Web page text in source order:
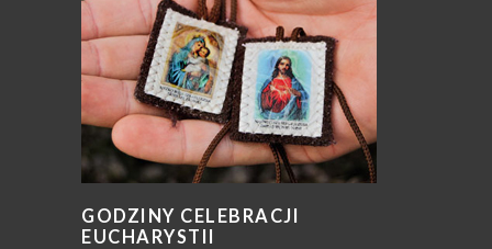
GODZINY CELEBRACJI
EUCHARYSTII